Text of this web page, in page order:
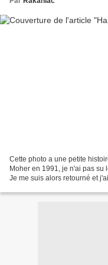
Cette photo a une petite
Moher en 1991, je n'ai pas su
Je me suis alors retourné et